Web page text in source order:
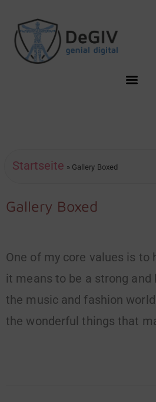
Startseite » Gallery Boxed
Gallery Boxed
One of my core values is to
it means to be a strong
the music and fashion
the wonderful things that